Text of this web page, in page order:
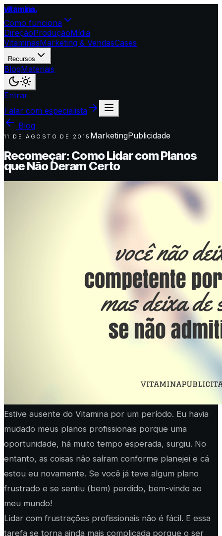
vitamina.
Como funciona
DireçãoProduçãoMídia
VitaminasMarketing & VendasCases
Recursos
BlogMateriais
Entrar
Falar com especialista
Blog
11 DE AGOSTO DE 2015 MarketingPublicidade
Recomeçar: Como Lidar com Planos
que Não Deram Certo
Estive ausente do Vitamina por um período. Eu havia
mudado meus planos profissionais porque uma
oportunidade, há muito tempo esperada, surgiu. No
entanto, as coisas não saíram conforme planejei e cá
estou eu novamente. Se você já teve algum plano
frustrado e se sentiu (bem) perdido, bem-vindo ao
meu mundo!
Lidar com frustrações profissionais não é fácil. E essa
tarefa se torna ainda mais complicada porque o ser